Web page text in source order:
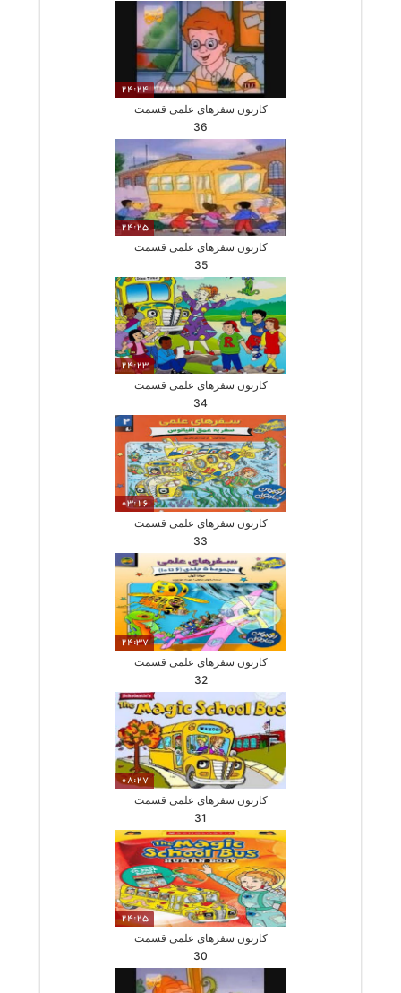
24:24
کارتون سفرهای علمی قسمت
36
24:25
کارتون سفرهای علمی قسمت
35
24:23
کارتون سفرهای علمی قسمت
34
03:16
کارتون سفرهای علمی قسمت
33
24:37
کارتون سفرهای علمی قسمت
32
08:27
کارتون سفرهای علمی قسمت
31
24:25
کارتون سفرهای علمی قسمت
30